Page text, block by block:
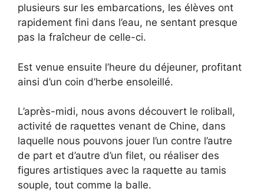
plusieurs sur les embarcations, les élèves ont
rapidement fini dans l’eau, ne sentant presque
pas la fraîcheur de celle-ci.
Est venue ensuite l’heure du déjeuner, profitant
ainsi d’un coin d’herbe ensoleillé.
L’après-midi, nous avons découvert le roliball,
activité de raquettes venant de Chine, dans
laquelle nous pouvons jouer l’un contre l’autre
de part et d’autre d’un filet, ou réaliser des
figures artistiques avec la raquette au tamis
souple, tout comme la balle.